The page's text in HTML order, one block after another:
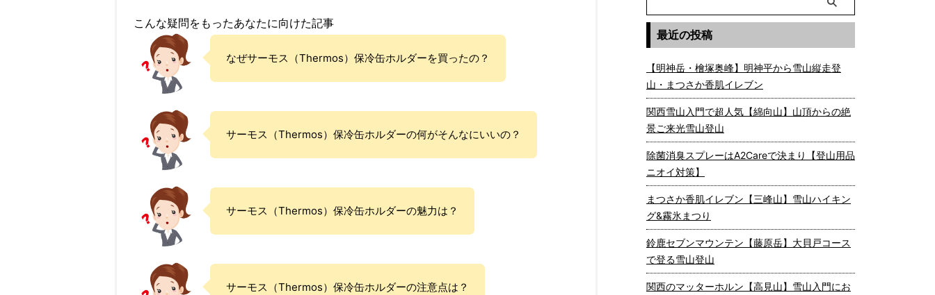
こんな疑問をもったあなたに向けた記事
なぜサーモス（Thermos）保冷缶ホルダーを買ったの？
サーモス（Thermos）保冷缶ホルダーの何がそんなにいいの？
サーモス（Thermos）保冷缶ホルダーの魅力は？
サーモス（Thermos）保冷缶ホルダーの注意点は？
最近の投稿
【明神岳・檜塚奥峰】明神平から雪山縦走登
山・まつさか香肌イレブン
関西雪山入門で超人気【綿向山】山頂からの絶
景ご来光雪山登山
除菌消臭スプレーはA2Careで決まり【登山用品
ニオイ対策】
まつさか香肌イレブン【三峰山】雪山ハイキン
グ&霧氷まつり
鈴鹿セブンマウンテン【藤原岳】大貝戸コース
で登る雪山登山
関西のマッターホルン【高見山】雪山入門にお